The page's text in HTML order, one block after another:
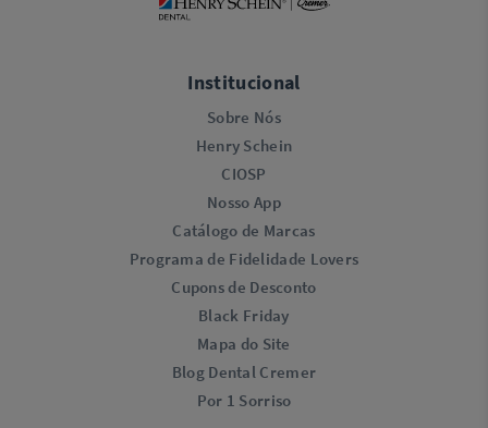
Institucional
Sobre Nós
Henry Schein
CIOSP
Nosso App
Catálogo de Marcas
Programa de Fidelidade Lovers​
Cupons de Desconto
Black Friday
Mapa do Site
Blog Dental Cremer
Por 1 Sorriso